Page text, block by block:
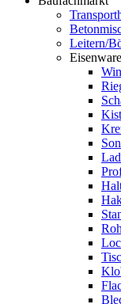
Leitern/